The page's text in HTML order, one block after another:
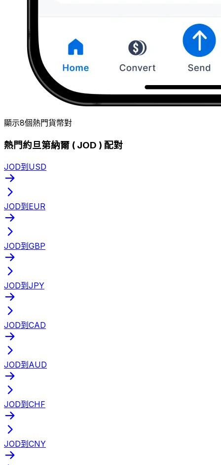
顯示8個熱門貨幣對
熱門約旦第納爾 ( JOD ) 配對
JOD到USD
JOD到EUR
JOD到GBP
JOD到JPY
JOD到CAD
JOD到AUD
JOD到CHF
JOD到CNY